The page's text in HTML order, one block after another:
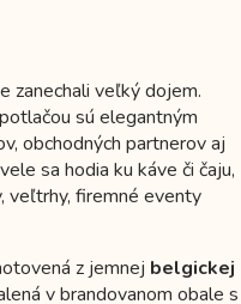
zanechali veľký dojem.
sú elegantným
obchodných partnerov aj
sa hodia ku káve či čaju,
veľtrhy, firemné eventy
z jemnej belgickej
v brandovanom obale s